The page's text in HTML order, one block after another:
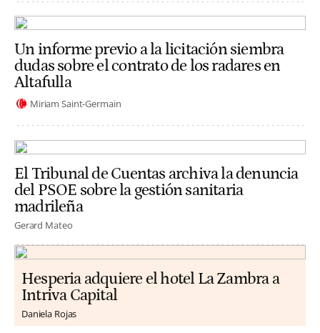
Un informe previo a la licitación siembra
dudas sobre el contrato de los radares en
Altafulla
Miriam Saint-Germain
El Tribunal de Cuentas archiva la denuncia
del PSOE sobre la gestión sanitaria
madrileña
Gerard Mateo
Hesperia adquiere el hotel La Zambra a
Intriva Capital
Daniela Rojas